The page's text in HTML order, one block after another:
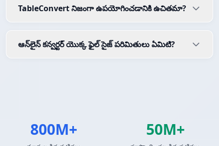
TableConvert నిజంగా ఉపయోగించడానికి ఉచితమా?
ఆన్‌లైన్ కన్వర్టర్ యొక్క ఫైల్ సైజ్ పరిమితులు ఏమిటి?
800M+ 50M+